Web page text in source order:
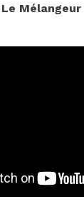
Le Mélangeur